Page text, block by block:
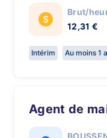
Brut/
12,31 €
Intérim Au moins 1
Agent de